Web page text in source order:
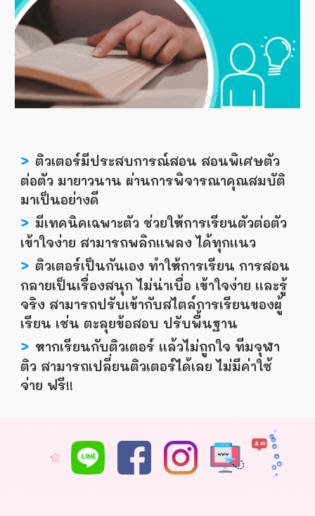
> ติวเตอร์มีประสบการณ์สอน สอนพิเศษตัว
ต่อตัว มายาวนาน ผ่านการพิจารณาคุณสมบัติ
มาเป็นอย่างดี
>มีเทคนิคเฉพาะตัว ช่วยให้การเรียนตัวต่อตัว
เข้าใจง่าย สามารถพลิกเเพลง ได้ทุกเเนว
> ติวเตอร์เป็นกันเอง ทำให้การเรียน การสอน
กลายเป็นเรื่องสนุก ไม่น่าเบื่อ เข้าใจง่าย เเละรู้
จริง สามารถปรับเข้ากับสไตล์การเรียนของผู้
เรียน เช่น ตะลุยข้อสอบ ปรับพื้นฐาน
> หากเรียนกับติวเตอร์ เเล้วไม่ถูกใจ ทีมจุฬา
ติว สามารถเปลี่ยนติวเตอร์ได้เลย ไม่มีค่าใช้
จ่าย ฟรี!!